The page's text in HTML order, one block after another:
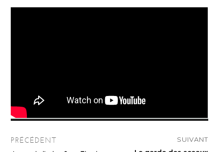
PRÉCÉDENT
SUIVANT